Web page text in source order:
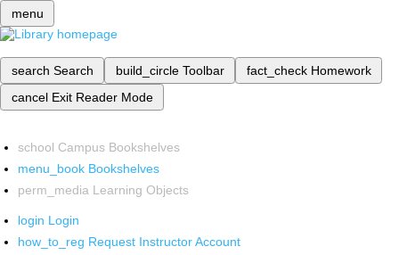
menu
search Search build_circle Toolbar fact_check Homework
cancel Exit Reader Mode
school Campus Bookshelves
menu_book Bookshelves
perm_media Learning Objects
login Login
how_to_reg Request Instructor Account